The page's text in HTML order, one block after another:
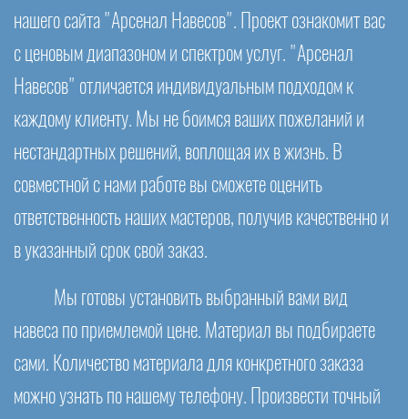
нашего сайта "Арсенал Навесов". Проект ознакомит вас
с ценовым диапазоном и спектром услуг. "Арсенал
Навесов" отличается индивидуальным подходом к
каждому клиенту. Мы не боимся ваших пожеланий и
нестандартных решений, воплощая их в жизнь. В
совместной с нами работе вы сможете оценить
ответственность наших мастеров, получив качественно и
в указанный срок свой заказ.
Мы готовы установить выбранный вами вид
навеса по приемлемой цене. Материал вы подбираете
сами. Количество материала для конкретного заказа
можно узнать по нашему телефону. Произвести точный